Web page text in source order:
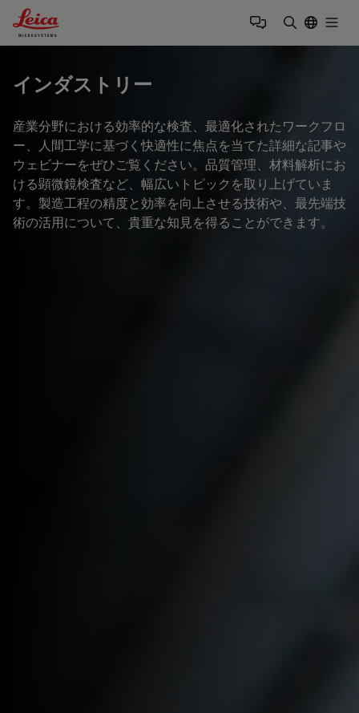
Leica Microsystems Logo
インダストリー
産業分野における効率的な検査、最適化されたワークフロ
ー、人間工学に基づく快適性に焦点を当てた詳細な記事や
ウェビナーをぜひご覧ください。品質管理、材料解析にお
ける顕微鏡検査など、幅広いトピックを取り上げていま
す。製造工程の精度と効率を向上させる技術や、最先端技
術の活用について、貴重な知見を得ることができます。